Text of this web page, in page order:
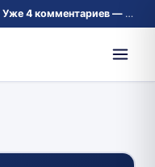
Уже 4 комментариев — возможно, ответ там!